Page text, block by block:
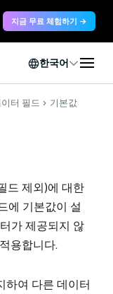
지금 무료 체험하기 →
한국어
터 필드 기본값
드 제외)에 대한
에 기본값이 설
가 제공되지 않
용합니다.
하여 다른 데이터